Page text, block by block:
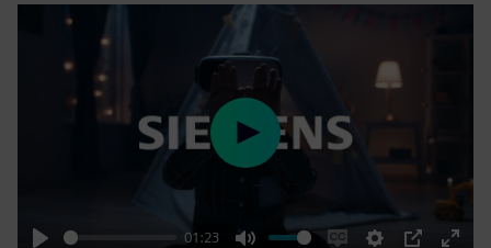
01:23
Play